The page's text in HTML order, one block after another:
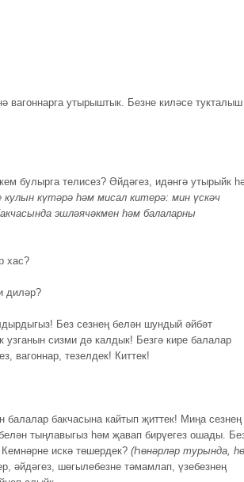
вагоннарга утырыштык. Безне киләсе тукталыш
булырга телисез? Әйдәгез, идәнгә утырыйк
кулын күтәрә һәм мисал китерә: мин үскәч
эшләячәкмен һәм балаларны
хас?
диләр?
Без сезнең белән шундый әйбәт
узганын сизми дә калдык! Безгә кире балалар
вагоннар, тезелдек! Киттек!
балалар бакчасына кайтып җиттек! Миңа сезнең
тыңлавыгыз һәм җавап бирүегез ошады.
искә төшердек? (Һөнәрләр турында,
әйдәгез, шөгылебезне тәмамлап, үзебезнең